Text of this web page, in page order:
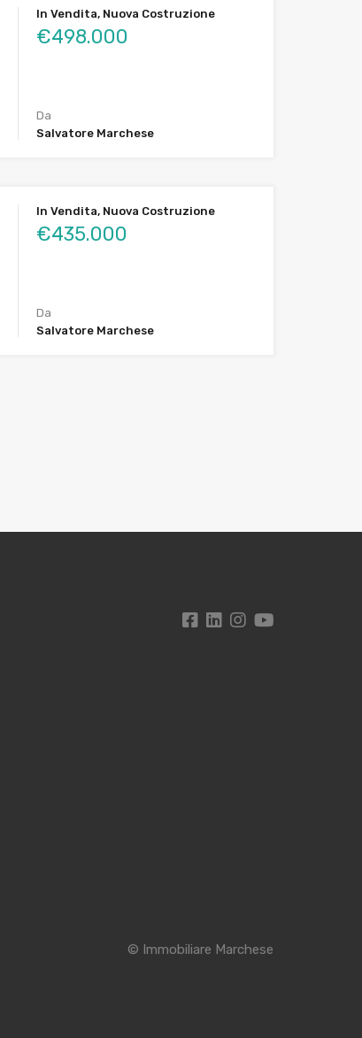
In Vendita, Nuova Costruzione
€498.000
Da
Salvatore Marchese
In Vendita, Nuova Costruzione
€435.000
Da
Salvatore Marchese
© Immobiliare Marchese